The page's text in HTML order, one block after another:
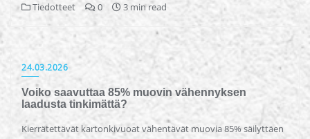
Tiedotteet 0 3 min read
24.03.2026
Voiko saavuttaa 85% muovin vähennyksen
laadusta tinkimättä?
Kierrätettävät kartonkivuoat vähentävät muovia 85% säilyttäen